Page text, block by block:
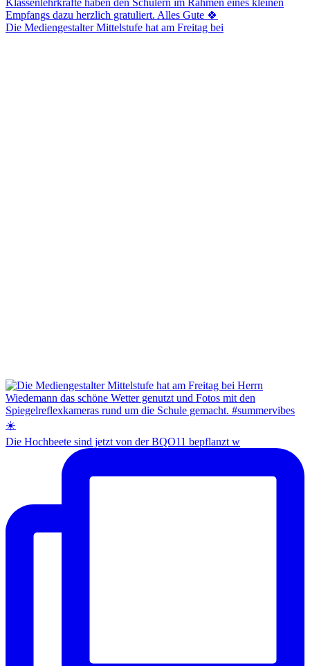
Die Mediengestalter Mittelstufe hat am Freitag bei
Die Hochbeete sind jetzt von der BQO11 bepflanzt w